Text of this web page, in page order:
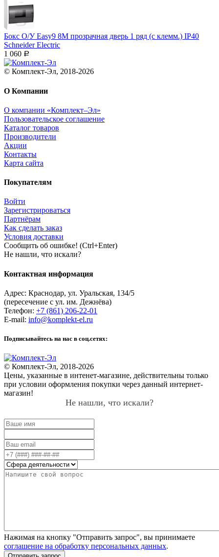
Бокс О/У Easy9 8М прозрачная дверь 1 ряд (с клемм.) IP40
Schneider Electric
1 060 Р
© Комплект-Эл, 2018-2026
О Компании
О компании «Комплект–Эл»
Пользовательское соглашение
Каталог товаров
Производители
Акции
Контакты
Карта сайта
Покупателям
Войти
Зарегистрироваться
Партнёрам
Как сделать заказ
Условия доставки
Сообщить об ошибке! (Ctrl+Enter)
Не нашли, что искали?
Контактная информация
Адрес: Краснодар, ул. Уральская, 134/5
(пересечение с ул. им. Дежнёва)
Телефон: +7 (861) 206-22-01
E-mail: info@komplekt-el.ru
Подписывайтесь на нас в соц.сетях:
© Комплект-Эл, 2018-2026
Цены, указанные в интенет-магазине, действительны только
при условии оформления покупки через данный интернет-
магазин!
Не нашли, что искали?
Нажимая на кнопку "Отправить запрос", вы принимаете
соглашение на обработку персональных данных.